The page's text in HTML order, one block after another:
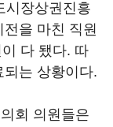
시장상권진흥
을 마친 직원
다 됐다. 따
는 상황이다.
회 의원들은